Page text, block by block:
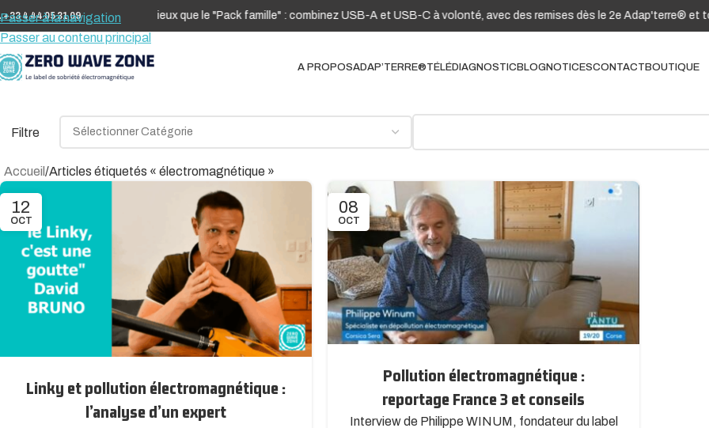
Passer à la navigation
Passer au contenu principal
+33 4 44 05 31 09 Mieux que le "Pack famille" : combinez USB-A et USB-C à volonté, avec des remises dès le 2e Adap'terre® et
A PROPOSADAP’TERRE®TÉLÉDIAGNOSTIC BLOG NOTICESCONTACT BOUTIQUE
Filtre
Accueil Articles étiquetés « électromagnétique »
12
OCT
Linky et pollution électromagnétique :
l’analyse d’un expert
08
OCT
Pollution électromagnétique :
reportage France 3 et conseils
Interview de Philippe WINUM, fondateur du label